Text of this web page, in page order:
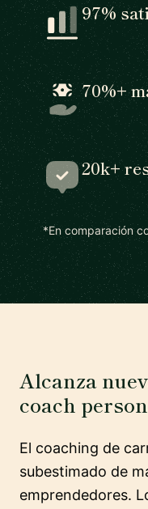
97%
70%+
20k+
*En comparación
Alcanza
coach
El coaching de
subestimado de
emprendedores.